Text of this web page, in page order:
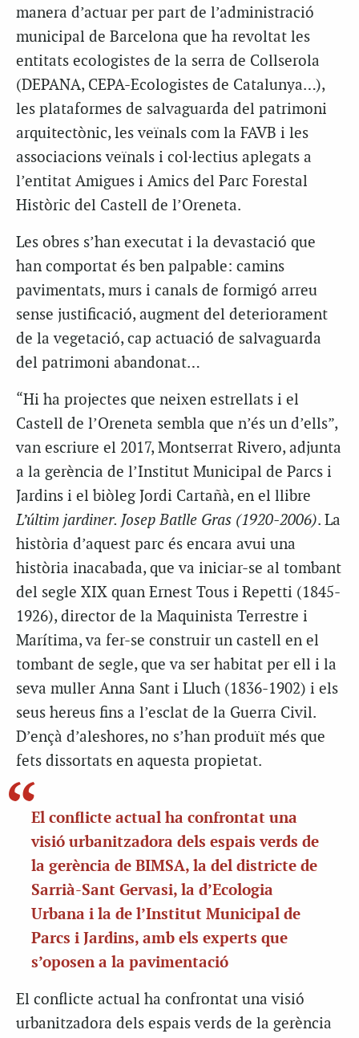
manera d’actuar per part de l’administració
municipal de Barcelona que ha revoltat les
entitats ecologistes de la serra de Collserola
(DEPANA, CEPA-Ecologistes de Catalunya…),
les plataformes de salvaguarda del patrimoni
arquitectònic, les veïnals com la FAVB i les
associacions veïnals i col·lectius aplegats a
l’entitat Amigues i Amics del Parc Forestal
Històric del Castell de l’Oreneta.
Les obres s’han executat i la devastació que
han comportat és ben palpable: camins
pavimentats, murs i canals de formigó arreu
sense justificació, augment del deteriorament
de la vegetació, cap actuació de salvaguarda
del patrimoni abandonat…
“Hi ha projectes que neixen estrellats i el
Castell de l’Oreneta sembla que n’és un d’ells”,
van escriure el 2017, Montserrat Rivero, adjunta
a la gerència de l’Institut Municipal de Parcs i
Jardins i el biòleg Jordi Cartañà, en el llibre
L’últim jardiner. Josep Batlle Gras (1920-2006). La
història d’aquest parc és encara avui una
història inacabada, que va iniciar-se al tombant
del segle XIX quan Ernest Tous i Repetti (1845-
1926), director de la Maquinista Terrestre i
Marítima, va fer-se construir un castell en el
tombant de segle, que va ser habitat per ell i la
seva muller Anna Sant i Lluch (1836-1902) i els
seus hereus fins a l’esclat de la Guerra Civil.
D’ençà d’aleshores, no s’han produït més que
fets dissortats en aquesta propietat.
El conflicte actual ha confrontat una
visió urbanitzadora dels espais verds de
la gerència de BIMSA, la del districte de
Sarrià-Sant Gervasi, la d’Ecologia
Urbana i la de l’Institut Municipal de
Parcs i Jardins, amb els experts que
s’oposen a la pavimentació
El conflicte actual ha confrontat una visió
urbanitzadora dels espais verds de la gerència